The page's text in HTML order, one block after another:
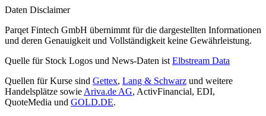
Daten Disclaimer
Parqet Fintech GmbH übernimmt für die dargestellten Informationen
und deren Genauigkeit und Vollständigkeit keine Gewährleistung.
Quelle für Stock Logos und News-Daten ist Elbstream Data
Quellen für Kurse sind Gettex, Lang & Schwarz und weitere
Handelsplätze sowie Ariva.de AG, ActivFinancial, EDI,
QuoteMedia und GOLD.DE.